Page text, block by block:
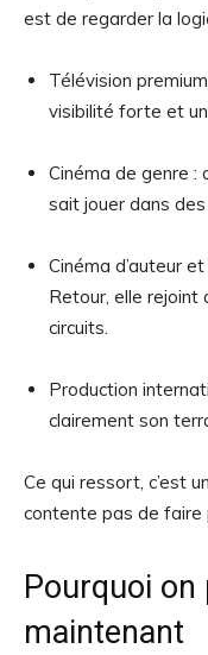
est de regarder la
Télévision
visibilité forte et
Cinéma de genre :
sait jouer dans
Cinéma d’auteur
Retour, elle rejoint
circuits.
Production
clairement son
Ce qui ressort, c’est
contente pas de faire
Pourquoi on
maintenant